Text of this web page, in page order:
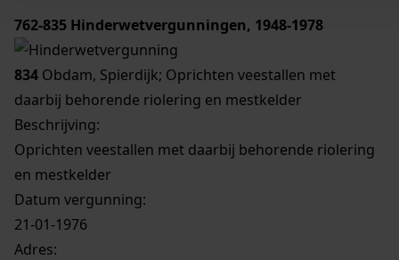
762-835 Hinderwetvergunningen, 1948-1978
834 Obdam, Spierdijk; Oprichten veestallen met
daarbij behorende riolering en mestkelder
Beschrijving:
Oprichten veestallen met daarbij behorende riolering
en mestkelder
Datum vergunning:
21-01-1976
Adres: